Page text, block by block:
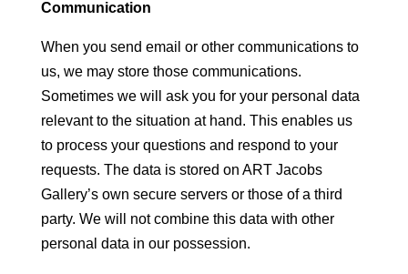
Communication
When you send email or other communications to
us, we may store those communications.
Sometimes we will ask you for your personal data
relevant to the situation at hand. This enables us
to process your questions and respond to your
requests. The data is stored on ART Jacobs
Gallery’s own secure servers or those of a third
party. We will not combine this data with other
personal data in our possession.